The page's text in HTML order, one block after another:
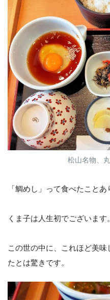
松山名物、
「鯛めし」って食べたことあ
くま子は人生初でございます。
この世の中に、これほど美
たとは驚きです。